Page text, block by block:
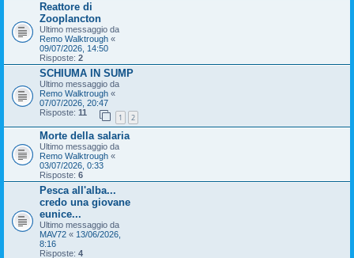
Reattore di
Zooplancton
Ultimo messaggio da
Remo Walktrough «
09/07/2026, 14:50
Risposte: 2
SCHIUMA IN SUMP
Ultimo messaggio da
Remo Walktrough «
07/07/2026, 20:47
Risposte: 11 1 2
Morte della salaria
Ultimo messaggio da
Remo Walktrough «
03/07/2026, 0:33
Risposte: 6
Pesca all'alba...
credo una giovane
eunice...
Ultimo messaggio da
MAV72 « 13/06/2026,
8:16
Risposte: 4